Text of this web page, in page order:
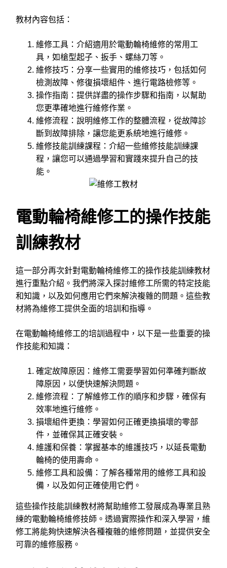
教材內容包括：
維修工具：介紹適用於電動輪椅維修的常用工
具，如槍型起子、扳手、螺絲刀等。
維修技巧：分享一些實用的維修技巧，包括如何
檢測故障、修復損壞組件、進行電路檢修等。
操作指南：提供詳盡的操作步驟和指南，以幫助
您更準確地進行維修作業。
維修流程：說明維修工作的整體流程，從故障診
斷到故障排除，讓您能更系統地進行維修。
維修技能訓練課程：介紹一些維修技能訓練課
程，讓您可以通過學習和實踐來提升自己的技
能。
電動輪椅維修工的操作技能
訓練教材
這一部分再次針對電動輪椅維修工的操作技能訓練教材
進行重點介紹。我們將深入探討維修工所需的特定技能
和知識，以及如何應用它們來解決複雜的問題。這些教
材將為維修工提供全面的培訓和指導。
在電動輪椅維修工的培訓過程中，以下是一些重要的操
作技能和知識：
確定故障原因：維修工需要學習如何準確判斷故
障原因，以便快速解決問題。
維修流程：了解維修工作的順序和步驟，確保有
效率地進行維修。
損壞組件更換：學習如何正確更換損壞的零部
件，並確保其正確安裝。
維護和保養：掌握基本的維護技巧，以延長電動
輪椅的使用壽命。
維修工具和設備：了解各種常用的維修工具和設
備，以及如何正確使用它們。
這些操作技能訓練教材將幫助維修工發展成為專業且熟
練的電動輪椅維修技師。透過實際操作和深入學習，維
修工將能夠快速解決各種複雜的維修問題，並提供安全
可靠的維修服務。